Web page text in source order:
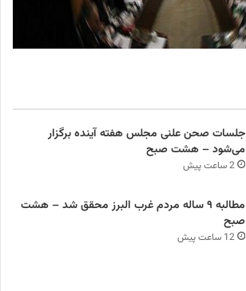
جلسات صحن علنی مجلس هفته آینده برگزار
می‌شود – هشت صبح
2 ساعت پیش
مطالبه ۹ ساله مردم غرب البرز محقق شد – هشت
صبح
12 ساعت پیش